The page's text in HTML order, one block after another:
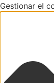
Gestionar el